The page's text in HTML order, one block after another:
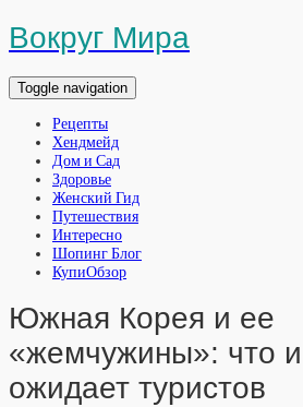
Вокруг Мира
Toggle navigation
Рецепты
Хендмейд
Дом и Сад
Здоровье
Женский Гид
Путешествия
Интересно
Шопинг Блог
КупиОбзор
Южная Корея и ее
«жемчужины»: что
ожидает туристов